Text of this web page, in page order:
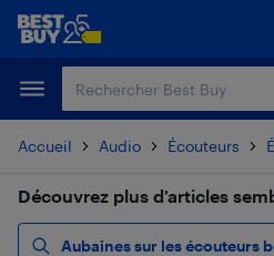
Passer
principal
Passer
Accueil Audio Écouteurs
Découvrez plus d’articles
Aubaines sur les écouteurs